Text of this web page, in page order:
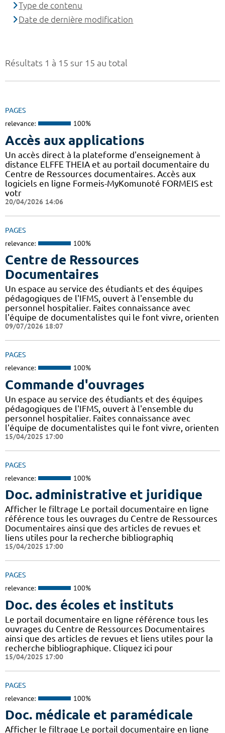
Résultats 1 à 15 sur 15 au total
PAGES
relevance: 100%
Accès aux applications
Un accès direct à la plateforme d'enseignement à
distance ELFFE THEIA et au portail documentaire du
Centre de Ressources documentaires. Accès aux
logiciels en ligne Formeis-MyKomunoté FORMEIS est
votr
20/04/2026 14:06
PAGES
relevance: 100%
Centre de Ressources
Documentaires
Un espace au service des étudiants et des équipes
pédagogiques de l'IFMS, ouvert à l'ensemble du
personnel hospitalier. Faites connaissance avec
l'équipe de documentalistes qui le font vivre, orienten
09/07/2026 18:07
PAGES
relevance: 100%
Commande d'ouvrages
Un espace au service des étudiants et des équipes
pédagogiques de l'IFMS, ouvert à l'ensemble du
personnel hospitalier. Faites connaissance avec
l'équipe de documentalistes qui le font vivre, orienten
15/04/2025 17:00
PAGES
relevance: 100%
Doc. administrative et juridique
Afficher le filtrage Le portail documentaire en ligne
référence tous les ouvrages du Centre de Ressources
Documentaires ainsi que des articles de revues et
liens utiles pour la recherche bibliographiq
15/04/2025 17:00
PAGES
relevance: 100%
Doc. des écoles et instituts
Le portail documentaire en ligne référence tous les
ouvrages du Centre de Ressources Documentaires
ainsi que des articles de revues et liens utiles pour la
recherche bibliographique. Cliquez ici pour
15/04/2025 17:00
PAGES
relevance: 100%
Doc. médicale et paramédicale
Afficher le filtrage Le portail documentaire en ligne
Type de contenu
Date de dernière modification